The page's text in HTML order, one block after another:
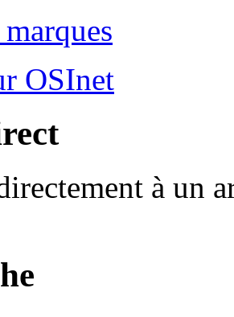
OSInet
à un